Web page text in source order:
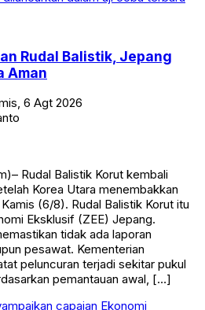
Rudal Balistik, Jepang
Aman
6 Agt 2026
Rudal Balistik Korut kembali
Korea Utara menembakkan
(6/8). Rudal Balistik Korut itu
Eksklusif (ZEE) Jepang.
tidak ada laporan
pesawat. Kementerian
peluncuran terjadi sekitar pukul
pemantauan awal, […]